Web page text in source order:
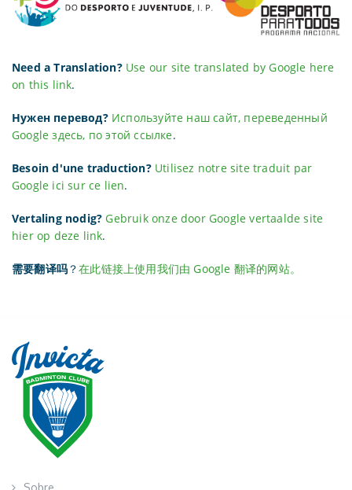
Need a Translation? Use our site translated by Google here
on this link.
Нужен перевод? Используйте наш сайт, переведенный
Google здесь, по этой ссылке.
Besoin d'une traduction? Utilisez notre site traduit par
Google ici sur ce lien.
Vertaling nodig? Gebruik onze door Google vertaalde site
hier op deze link.
需要翻译吗 ？在此链接上使用我们由 Google 翻译的网站。